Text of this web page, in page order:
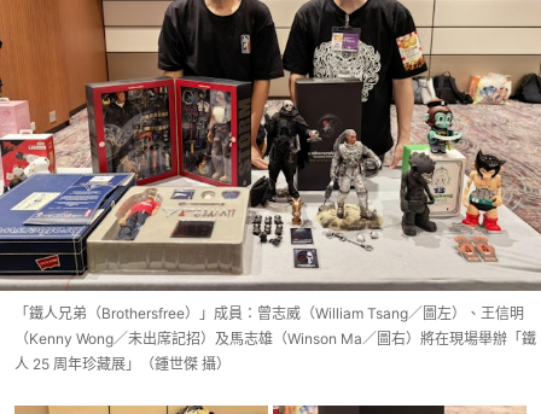
「鐵人兄弟（Brothersfree）」成員：曾志威（William Tsang／圖左）、王信明
（Kenny Wong／未出席記招）及馬志雄（Winson Ma／圖右）將在現場舉辦「鐵
人 25 周年珍藏展」（鍾世傑 攝）